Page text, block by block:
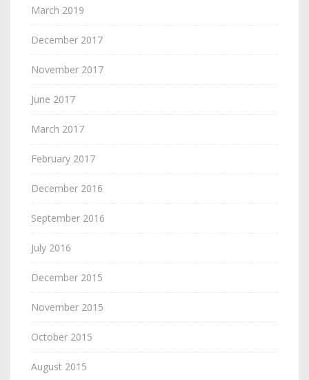
March 2019
December 2017
November 2017
June 2017
March 2017
February 2017
December 2016
September 2016
July 2016
December 2015
November 2015
October 2015
August 2015